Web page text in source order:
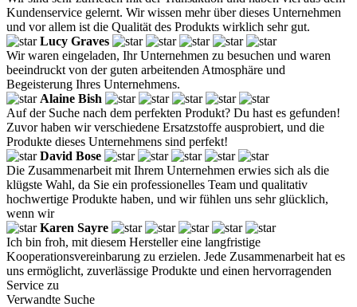
Kundenservice gelernt. Wir wissen mehr über dieses Unternehmen
und vor allem ist die Qualität des Produkts wirklich sehr gut.
Lucy Graves
Wir waren eingeladen, Ihr Unternehmen zu besuchen und waren
beeindruckt von der guten arbeitenden Atmosphäre und
Begeisterung Ihres Unternehmens.
Alaine Bish
Auf der Suche nach dem perfekten Produkt? Du hast es gefunden!
Zuvor haben wir verschiedene Ersatzstoffe ausprobiert, und die
Produkte dieses Unternehmens sind perfekt!
David Bose
Die Zusammenarbeit mit Ihrem Unternehmen erwies sich als die
klügste Wahl, da Sie ein professionelles Team und qualitativ
hochwertige Produkte haben, und wir fühlen uns sehr glücklich,
wenn wir
Karen Sayre
Ich bin froh, mit diesem Hersteller eine langfristige
Kooperationsvereinbarung zu erzielen. Jede Zusammenarbeit hat es
uns ermöglicht, zuverlässige Produkte und einen hervorragenden
Service zu
Verwandte Suche